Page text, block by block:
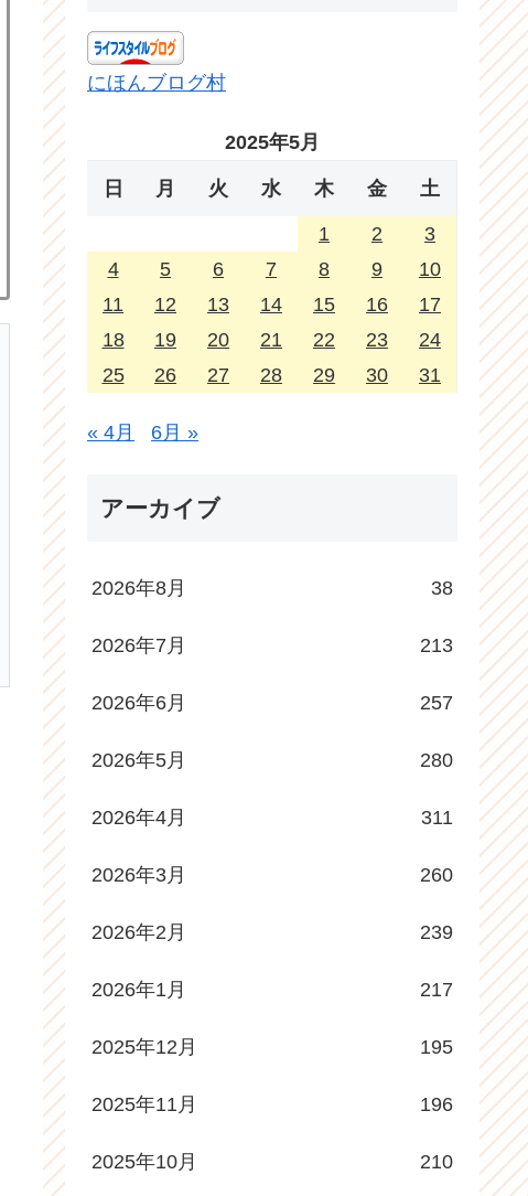
にほんブログ村
2025年5月
日 月 火 水 木 金 土
1 2
3
4
5 6 7 8 9
10
11
12 13 14 15 16
17
18
19 20 21 22 23
24
25
26 27 28 29 30 31
« 4月 6月 »
アーカイブ
2026年8月 38
2026年7月 213
2026年6月 257
2026年5月 280
2026年4月 311
2026年3月 260
2026年2月 239
2026年1月 217
2025年12月 195
2025年11月 196
2025年10月 210